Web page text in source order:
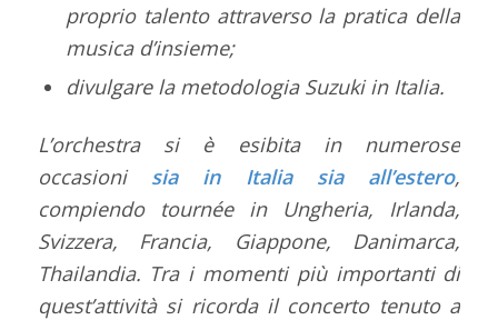
proprio talento attraverso la pratica della
musica d’insieme;
divulgare la metodologia Suzuki in Italia.
L’orchestra si è esibita in numerose
occasioni sia in Italia sia all’estero,
compiendo tournée in Ungheria, Irlanda,
Svizzera, Francia, Giappone, Danimarca,
Thailandia. Tra i momenti più importanti di
quest’attività si ricorda il concerto tenuto a